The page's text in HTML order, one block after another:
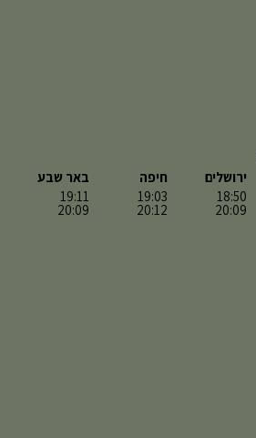
ירושלים
18:50
20:09
חיפה
19:03
20:12
באר שבע
19:11
20:09